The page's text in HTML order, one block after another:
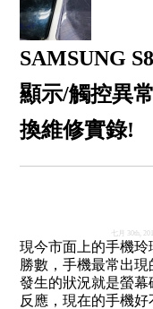
SAMSUNG
顯示/觸控異
換維修實錄!
七月 30th,
現今市面上的手機
勝數，手機最常出
發生的狀況就是螢
反應，現在的手機